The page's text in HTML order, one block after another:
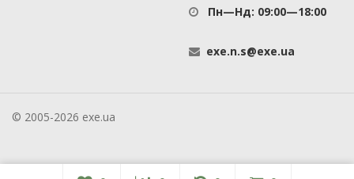
Пн—Нд: 09:00—18:00
exe.n.s@exe.ua
© 2005-2026 exe.ua